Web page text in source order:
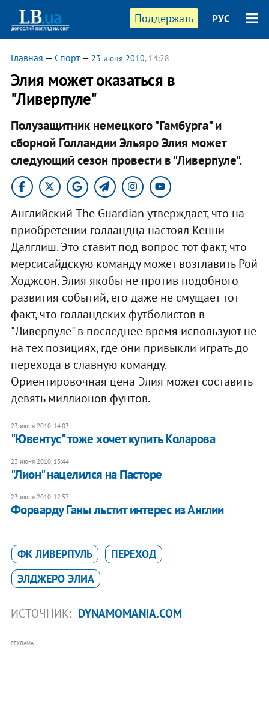
Поддержать РУС
Главная — Спорт— 23 июня 2010, 14:28
Элия может оказаться в
"Ливерпуле"
Полузащитник немецкого "Гамбурга" и
сборной Голландии Эльяро Элия может
следующий сезон провести в "Ливерпуле".
Английский The Guardian утверждает, что на
приобретении голландца настоял Кенни
Далглиш. Это ставит под вопрос тот факт, что
мерсисайдскую команду может возглавить Рой
Ходжсон. Элия якобы не против подобного
развития событий, его даже не смущает тот
факт, что голландских футболистов в
"Ливерпуле" в последнее время используют не
на тех позициях, где они привыкли играть до
перехода в славную команду.
Ориентировочная цена Элия может составить
девять миллионов фунтов.
23 июня 2010, 14:03
"Ювентус" тоже хочет купить Коларова
23 июня 2010, 13:44
"Лион" нацелился на Пасторе
23 июня 2010, 12:57
Форварду Ганы льстит интерес из Англии
ФК ЛИВЕРПУЛЬ
ПЕРЕХОД
ЭЛДЖЕРО ЭЛИА
ИСТОЧНИК: DYNAMOMANIA.COM
РЕКЛАМА